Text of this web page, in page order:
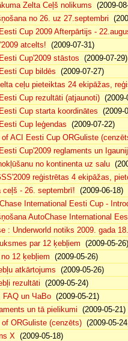
Zelta Ceļš nolikums (2009-
no 26. uz 27.septembri
Cup 2009 Afterpārtijs -
atcelts! (2009-07-31)
Cup'2009 stāstos (2009-07-29)
Cup bildēs (2009-07-27)
ceļu pieteiktas 24 ekipāžas,
Cup rezultāti (atjaunoti) (2009-
Cup starta koordinātes (2009-
Cup leģendas (2009-07-22)
of ACI Eesti Cup ORGuliste
Cup'2009 reglaments un
no kontinenta uz salu
reģistrētas 4 ekipāžas,
ceļš - 26. septembrī! (2009-06-18)
International Eesti Cup -
AutoChase International
: Underworld notiks 2009. gada
par 12 ķebļiem (2009-05-26)
no 12 ķebļiem (2009-05-26)
atkārtojums (2009-05-26)
rezultāti (2009-05-24)
FAQ un ЧаВо (2009-05-21)
un tā pielikumi (2009-05-21)
of ORGuliste (cenzēts) (2009-05-
X (2009-05-18)